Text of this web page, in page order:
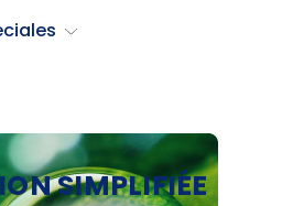
SIMPLIFIÉE